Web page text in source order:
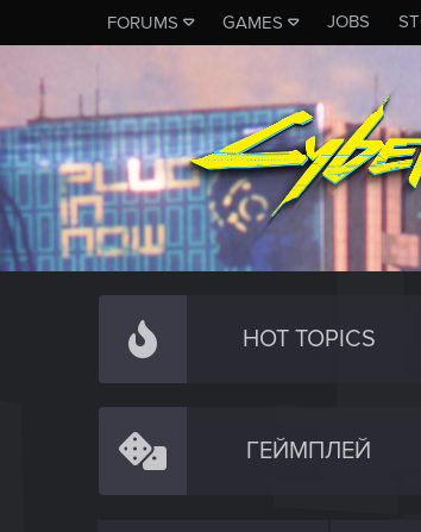
FORUMS GAMES JOBS
HOT TOPICS
ГЕЙМПЛЕЙ